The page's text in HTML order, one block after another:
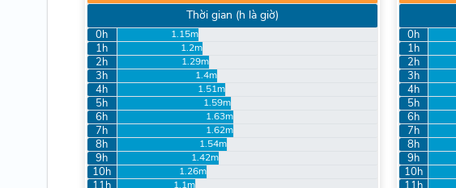
Thời gian (h là giờ)
0h 1.15m
1h 1.2m
2h 1.29m
3h 1.4m
4h 1.51m
5h 1.59m
6h 1.63m
7h 1.62m
8h 1.54m
9h 1.42m
10h 1.26m
1.1m
0h
1h
2h
3h
4h
5h
6h
7h
8h
9h
10h